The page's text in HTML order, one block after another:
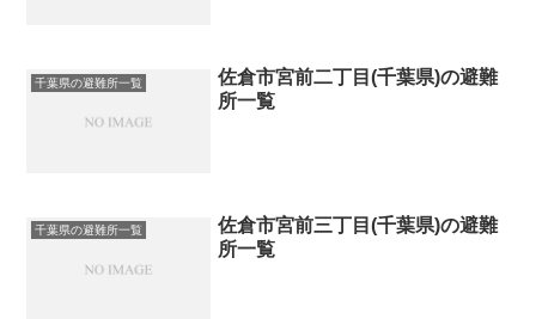
千葉県の避難所一覧
佐倉市宮前二丁目(千葉県)の避難
所一覧
千葉県の避難所一覧
佐倉市宮前三丁目(千葉県)の避難
所一覧